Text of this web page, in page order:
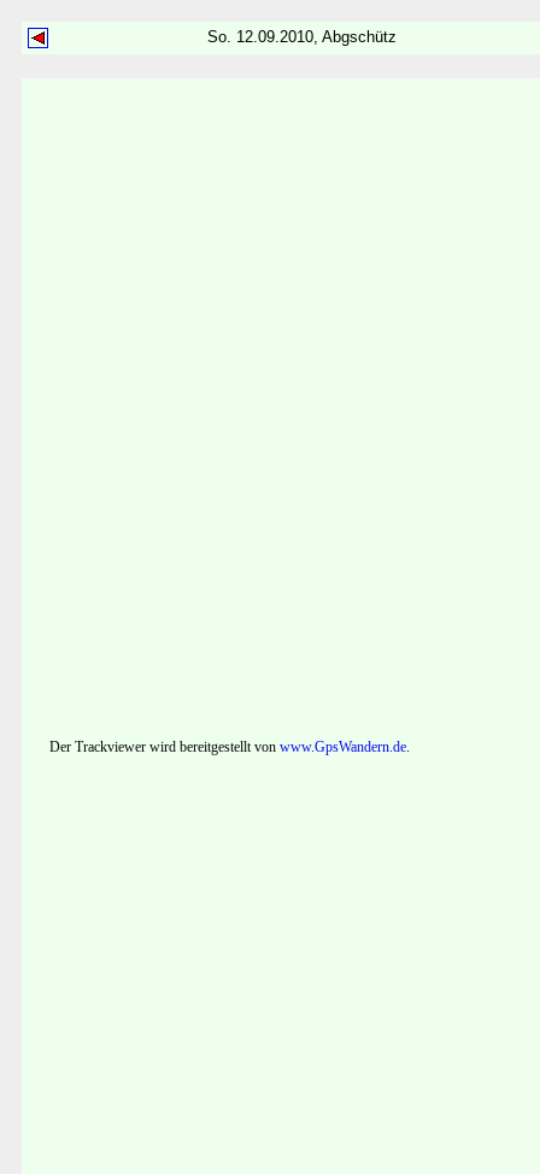
So. 12.09.2010, Abgschütz
Der Trackviewer wird bereitgestellt von www.GpsWandern.de.